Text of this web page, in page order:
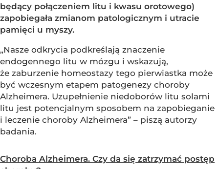
będący połączeniem litu i kwasu orotowego)
zapobiegała zmianom patologicznym i utracie
pamięci u myszy.
„Nasze odkrycia podkreślają znaczenie
endogennego litu w mózgu i wskazują,
że zaburzenie homeostazy tego pierwiastka może
być wczesnym etapem patogenezy choroby
Alzheimera. Uzupełnienie niedoborów litu solami
litu jest potencjalnym sposobem na zapobieganie
i leczenie choroby Alzheimera” – piszą autorzy
badania.
Choroba Alzheimera. Czy da się zatrzymać postęp